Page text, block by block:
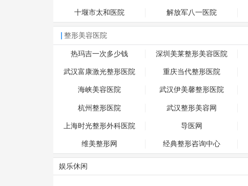
十堰市太和医院 解放军八一医院
整形美容医院
热玛吉一次多少钱 深圳美莱整形美容医院
武汉富康激光整形医院 重庆当代整形医院
海峡美容医院 武汉伊美馨整形医院
杭州整形医院 武汉整形美容网
上海时光整形外科医院 导医网
维美整形网 经典整形咨询中心
娱乐休闲